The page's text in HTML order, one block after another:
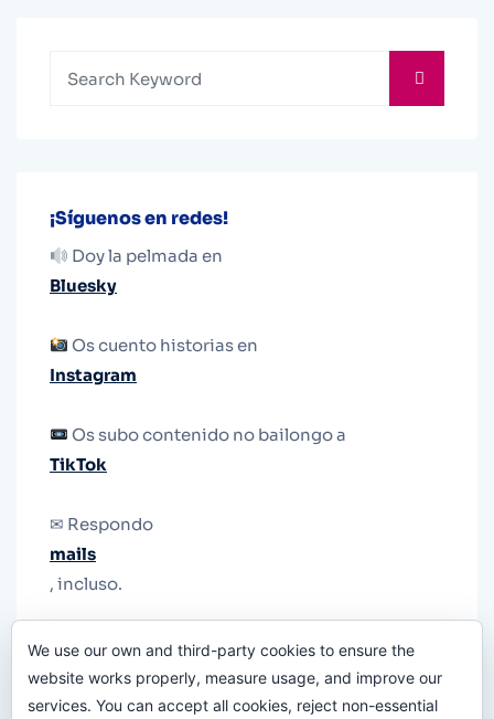
¡Síguenos en redes!
Doy la pelmada en
Bluesky
Os cuento historias en
Instagram
Os subo contenido no bailongo a
TikTok
✉ Respondo
mails
, incluso.
le quiten el teléfono.
We use our own and third-party cookies to ensure the
website works properly, measure usage, and improve our
services. You can accept all cookies, reject non-essential